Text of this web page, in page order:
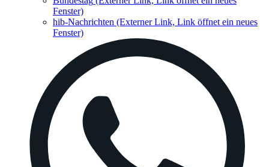
Fenster)
hib-Nachrichten (Externer Link, Link öffnet ein neues
Fenster)